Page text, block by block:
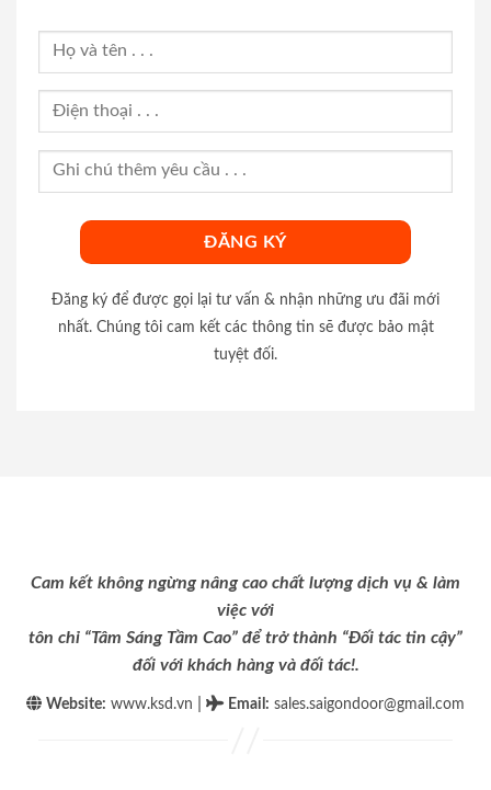
Đăng ký để được gọi lại tư vấn & nhận những ưu đãi mới
nhất. Chúng tôi cam kết các thông tin sẽ được bảo mật
tuyệt đối.
Cam kết không ngừng nâng cao chất lượng dịch vụ & làm
việc với
tôn chỉ “Tâm Sáng Tầm Cao” để trở thành “Đối tác tin cậy”
đối với khách hàng và đối tác!.
Website: www.ksd.vn Email : sales.saigondoor@gmail.com